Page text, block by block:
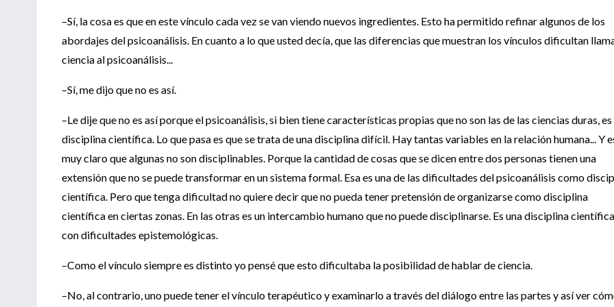
–Sí, la cosa es que en este vínculo cada vez se van viendo nuevos ingredientes. Esto ha permitido refinar algunos de los
abordajes del psicoanálisis. En cuanto a lo que usted decía, que las diferencias que muestran los vínculos dificultan
ciencia al psicoanálisis...
–Sí, me dijo que no es así.
–Le dije que no es así porque el psicoanálisis, si bien tiene características propias que no son las de las ciencias duras, es
disciplina científica. Lo que pasa es que se trata de una disciplina difícil. Hay tantas variables en la relación humana... Y
muy claro que algunas no son disciplinables. Porque la cantidad de cosas que se dicen entre dos personas tienen una
extensión que no se puede transformar en un sistema formal. Esa es una de las dificultades del psicoanálisis como
científica. Pero que tenga dificultad no quiere decir que no pueda tener pretensión de organizarse como disciplina
científica en ciertas zonas. En las otras es un intercambio humano que no puede disciplinarse. Es una disciplina científica
con dificultades epistemológicas.
–Como el vínculo siempre es distinto yo pensé que esto dificultaba la posibilidad de hablar de ciencia.
–No, al contrario, uno puede tener el vínculo terapéutico y examinarlo a través del diálogo entre las partes y así ver